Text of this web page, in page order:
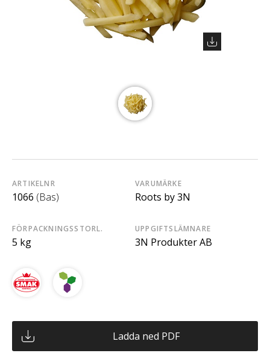
ARTIKELNR
1066 (Bas)
VARUMÄRKE
Roots by 3N
FÖRPACKNINGSSTORL.
5 kg
UPPGIFTSLÄMNARE
3N Produkter AB
Ladda ned PDF